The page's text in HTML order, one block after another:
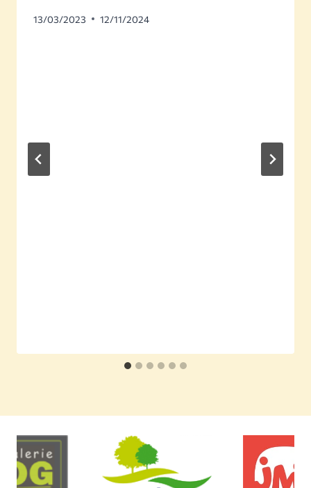
13/03/2023 12/11/2024